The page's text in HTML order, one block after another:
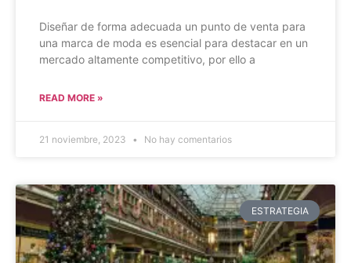
Diseñar de forma adecuada un punto de venta para
una marca de moda es esencial para destacar en un
mercado altamente competitivo, por ello a
READ MORE »
21 noviembre, 2023 No hay comentarios
ESTRATEGIA